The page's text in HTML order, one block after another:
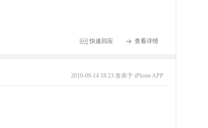
快速回应 查看详情
2019-09-14 18:23 发表于 iPhone APP